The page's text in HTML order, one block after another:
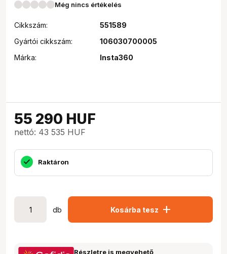
Még nincs értékelés
Cikkszám:
551589
Gyártói cikkszám:
106030700005
Márka:
Insta360
55 290 HUF
nettó: 43 535 HUF
Raktáron
db Kosárba tesz add
Részletre is megvehető